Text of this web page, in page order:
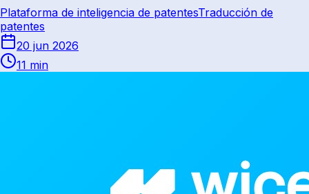
Plataforma de inteligencia de patentesTraducción de
patentes
20 jun 2026
11 min